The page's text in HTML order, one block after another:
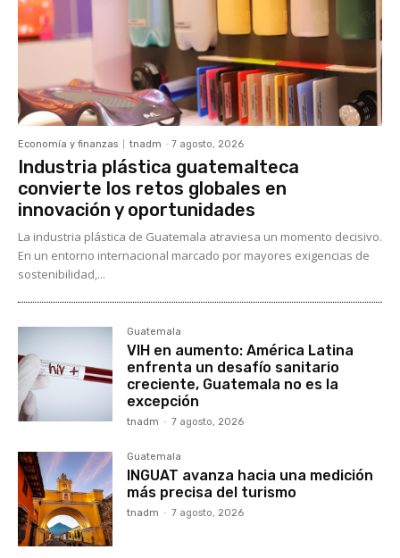
Economía y finanzas tnadm - 7 agosto, 2026
Industria plástica guatemalteca
convierte los retos globales en
innovación y oportunidades
La industria plástica de Guatemala atraviesa un momento decisivo.
En un entorno internacional marcado por mayores exigencias de
sostenibilidad,...
Guatemala
VIH en aumento: América Latina
enfrenta un desafío sanitario
creciente, Guatemala no es la
excepción
tnadm - 7 agosto, 2026
Guatemala
INGUAT avanza hacia una medición
más precisa del turismo
tnadm - 7 agosto, 2026